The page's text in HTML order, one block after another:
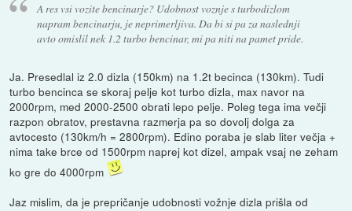
A res vsi vozite bencinarje? Udobnost voznje s turbodizlom
napram bencinarju, je neprimerljiva. Da bi si pa za naslednji
avto omislil nek 1.2 turbo bencinar, mi pa niti na pamet pride.
Ja. Presedlal iz 2.0 dizla (150km) na 1.2t becinca (130km). Tudi
turbo bencinca se skoraj pelje kot turbo dizla, max navor na
2000rpm, med 2000-2500 obrati lepo pelje. Poleg tega ima večji
razpon obratov, prestavna razmerja pa so dovolj dolga za
avtocesto (130km/h = 2800rpm). Edino poraba je slab liter večja +
nima take brce od 1500rpm naprej kot dizel, ampak vsaj ne zeham
ko gre do 4000rpm
Jaz mislim, da je prepričanje udobnosti vožnje dizla prišla od